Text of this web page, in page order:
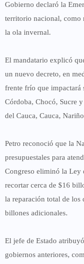
Gobierno declaró la
territorio nacional, como
la ola invernal.
El mandatario explicó
un nuevo decreto, en
frente frío que impactará
Córdoba, Chocó, Sucre
del Cauca, Cauca,
Petro reconoció que la
presupuestales para
Congreso eliminó la Ley
recortar cerca de $16
la reparación total de los
billones adicionales.
El jefe de Estado
gobiernos anteriores,